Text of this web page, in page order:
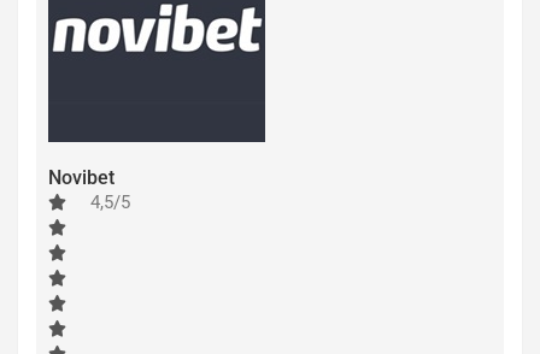
Novibet
4,5/5